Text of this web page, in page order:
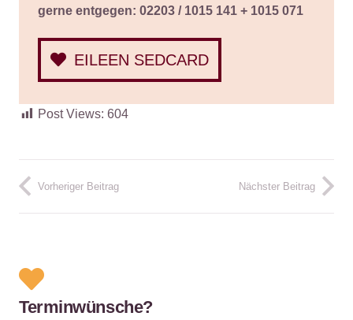
gerne entgegen: 02203 / 1015 141 + 1015 071
EILEEN SEDCARD
Post Views: 604
Vorheriger Beitrag Nächster Beitrag
Terminwünsche?